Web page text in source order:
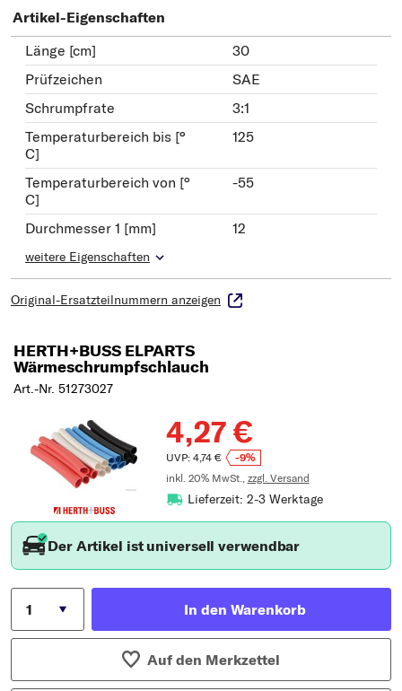
Artikel-Eigenschaften
Länge [cm]
30
Prüfzeichen
SAE
Schrumpfrate
3:1
Temperaturbereich bis [°
C]
125
Temperaturbereich von [°
C]
-55
Durchmesser 1 [mm] 12
weitere Eigenschaften
Original-Ersatzteilnummern anzeigen
HERTH+BUSS ELPARTS
Wärmeschrumpfschlauch
Art.-Nr. 51273027
4,27 €
UVP: 4,74 €
-9%
inkl. 20% MwSt., zzgl. Versand
Lieferzeit: 2-3 Werktage
Der Artikel ist universell verwendbar
In den Warenkorb
Auf den Merkzettel